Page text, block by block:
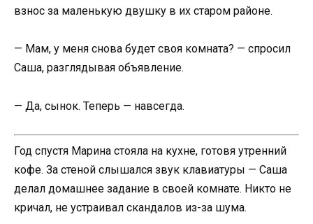
взнос за маленькую двушку в их старом районе.
— Мам, у меня снова будет своя комната? — спросил
Саша, разглядывая объявление.
— Да, сынок. Теперь — навсегда.
Год спустя Марина стояла на кухне, готовя утренний
кофе. За стеной слышался звук клавиатуры — Саша
делал домашнее задание в своей комнате. Никто не
кричал, не устраивал скандалов из-за шума.